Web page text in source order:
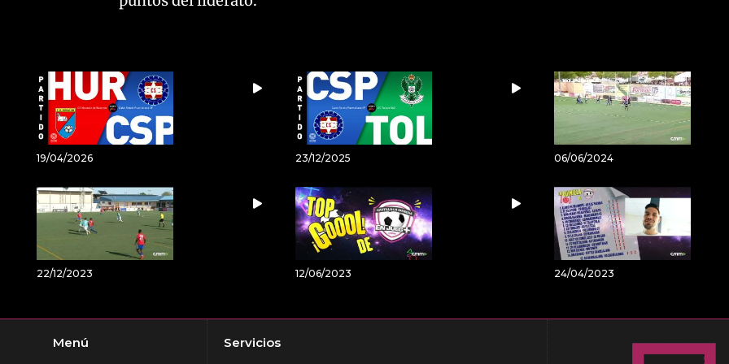
19/04/2026 23/12/2025 06/06/2024
22/12/2023 12/06/2023 24/04/2023
Menú Servicios